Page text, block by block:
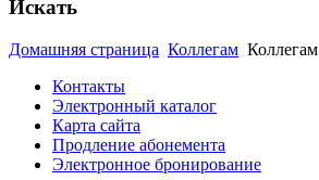
Искать
Домашняя страница Коллегам Коллегам
Контакты
Электронный каталог
Карта сайта
Продление абонемента
Электронное бронирование